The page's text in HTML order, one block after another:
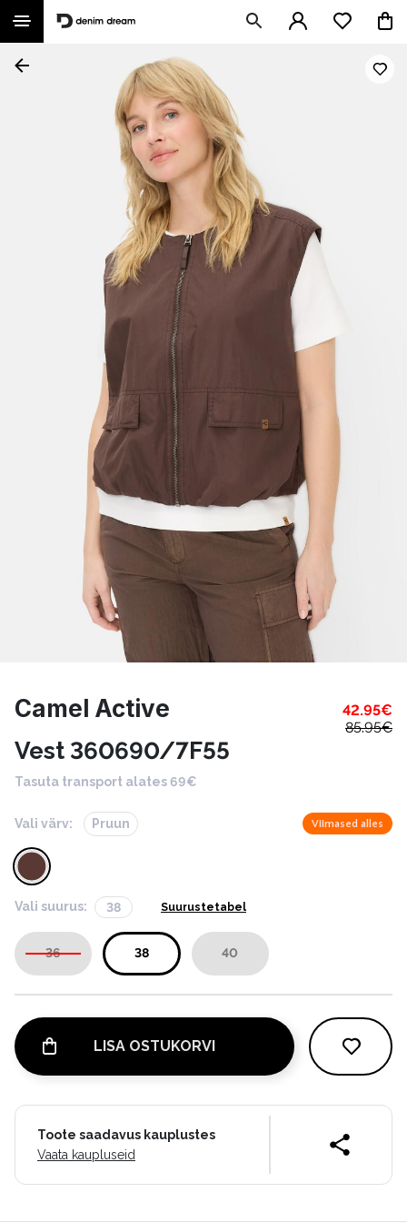
Camel Active 42.95€
85.95€
Vest 360690/7F55
Tasuta transport alates 69€
Vali värv: Pruun Viimased alles
Vali suurus: 38 Suurustetabel
36 38 40
LISA OSTUKORVI
Toote saadavus kauplustes
Vaata kaupluseid